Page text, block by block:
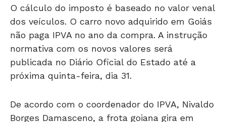
dos veículos. O carro novo adquirido em Goiás
não paga IPVA no ano da compra. A instrução
normativa com os novos valores será
publicada no Diário Oficial do Estado até a
próxima quinta-feira, dia 31.
Borges Damasceno, a frota goiana gira em
torno de 3 milhões e 600 mil veículos. Desse